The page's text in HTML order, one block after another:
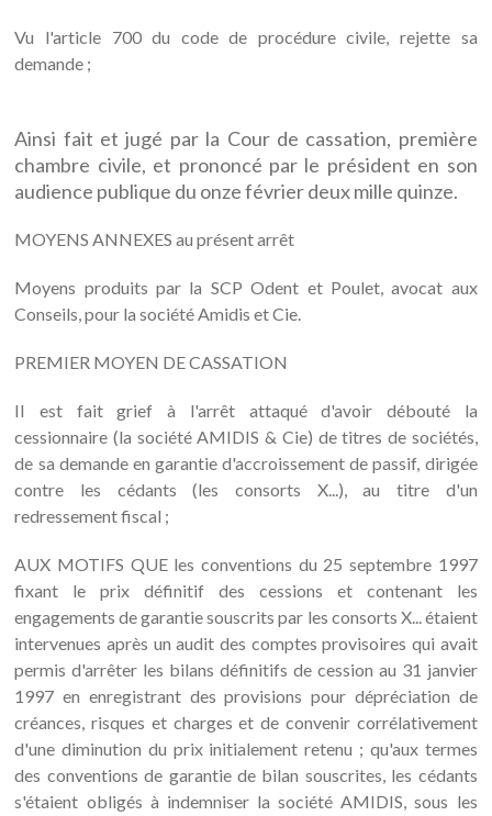
Vu l'article 700 du code de procédure civile, rejette sa
demande ;
Ainsi fait et jugé par la Cour de cassation, première
chambre civile, et prononcé par le président en son
audience publique du onze février deux mille quinze.
MOYENS ANNEXES au présent arrêt
Moyens produits par la SCP Odent et Poulet, avocat aux
Conseils, pour la société Amidis et Cie.
PREMIER MOYEN DE CASSATION
II est fait grief à l'arrêt attaqué d'avoir débouté la
cessionnaire (la société AMIDIS & Cie) de titres de sociétés,
de sa demande en garantie d'accroissement de passif, dirigée
contre les cédants (les consorts X...), au titre d'un
redressement fiscal ;
AUX MOTIFS QUE les conventions du 25 septembre 1997
fixant le prix définitif des cessions et contenant les
engagements de garantie souscrits par les consorts X... étaient
intervenues après un audit des comptes provisoires qui avait
permis d'arrêter les bilans définitifs de cession au 31 janvier
1997 en enregistrant des provisions pour dépréciation de
créances, risques et charges et de convenir corrélativement
d'une diminution du prix initialement retenu ; qu'aux termes
des conventions de garantie de bilan souscrites, les cédants
s'étaient obligés à indemniser la société AMIDIS, sous les